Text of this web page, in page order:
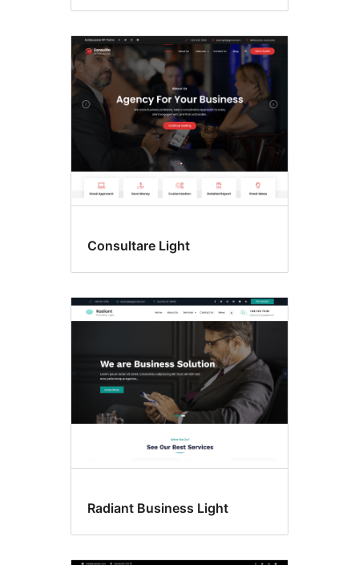
Consultare Light
Radiant Business Light